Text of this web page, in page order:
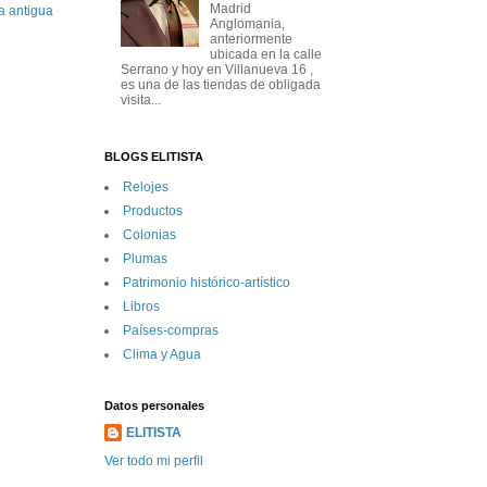
antigua
Madrid
Anglomania,
anteriormente
ubicada en la calle
Serrano y hoy en Villanueva 16 ,
es una de las tiendas de obligada
visita...
BLOGS ELITISTA
Relojes
Productos
Colonias
Plumas
Patrimonio histórico-artí­stico
Libros
Paí­ses-compras
Clima y Agua
Datos personales
ELITISTA
Ver todo mi perfil